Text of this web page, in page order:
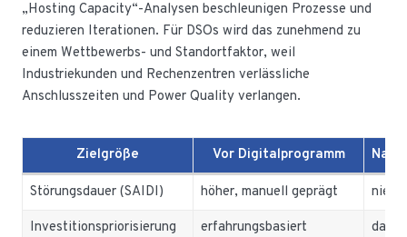
„Hosting Capacity“-Analysen beschleunigen Prozesse und
reduzieren Iterationen. Für DSOs wird das zunehmend zu
einem Wettbewerbs- und Standortfaktor, weil
Industriekunden und Rechenzentren verlässliche
Anschlusszeiten und Power Quality verlangen.
Zielgröße Vor Digitalprogramm
Störungsdauer (SAIDI) höher, manuell geprägt
Investitionspriorisierung erfahrungsbasiert